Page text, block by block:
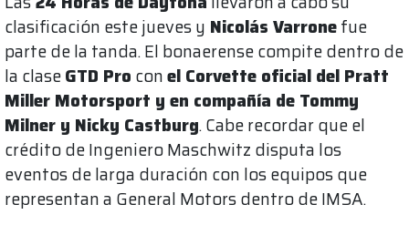
clasificación este jueves y Nicolás Varronefue
parte de la tanda. El bonaerense compite dentro de
la claseGTD Pro conel Corvette oficial del Pratt
Miller Motorsport y en compañía de Tommy
Milner y Nicky Castburg. Cabe recordar que el
crédito de Ingeniero Maschwitz disputa los
eventos de larga duración con los equipos que
representan a General Motors dentro de IMSA.